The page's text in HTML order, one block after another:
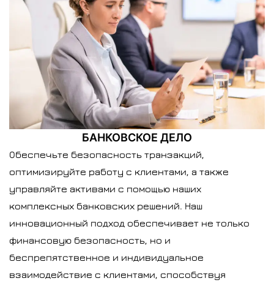
БАНКОВСКОЕ ДЕЛО
Обеспечьте безопасность транзакций,
оптимизируйте работу с клиентами, а также
управляйте активами с помощью наших
комплексных банковских решений. Наш
инновационный подход обеспечивает не только
финансовую безопасность, но и
беспрепятственное и индивидуальное
взаимодействие с клиентами, способствуя